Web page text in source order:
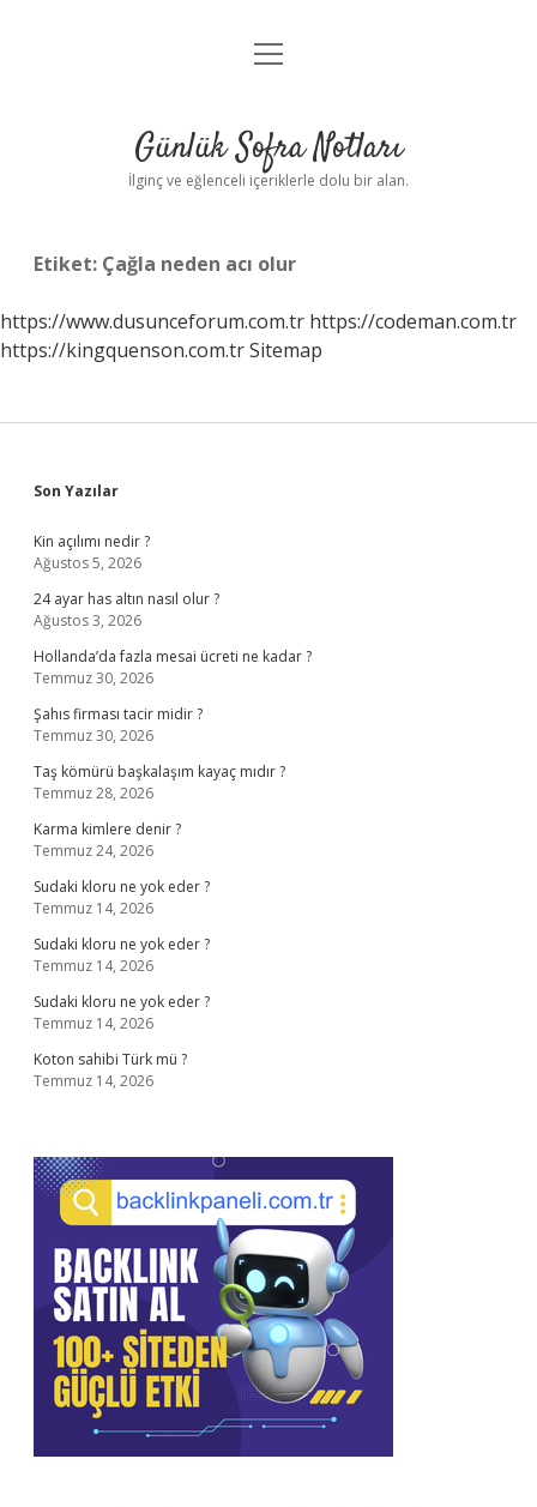
Anasayfa
Yasal Uyarı
menüyü
Günlük Sofra Notları
İlginç ve eğlenceli içeriklerle dolu bir alan.
Etiket: Çağla neden acı olur
https://www.dusunceforum.com.tr https://codeman.com.tr
https://kingquenson.com.trSitemap
Sidebar
Son Yazılar
Kin açılımı nedir ?
Ağustos 5, 2026
24 ayar has altın nasıl olur ?
Ağustos 3, 2026
Hollanda’da fazla mesai ücreti ne kadar ?
Temmuz 30, 2026
Şahıs firması tacir midir ?
Temmuz 30, 2026
Taş kömürü başkalaşım kayaç mıdır ?
Temmuz 28, 2026
Karma kimlere denir ?
Temmuz 24, 2026
Sudaki kloru ne yok eder ?
Temmuz 14, 2026
Sudaki kloru ne yok eder ?
Temmuz 14, 2026
Sudaki kloru ne yok eder ?
Temmuz 14, 2026
Koton sahibi Türk mü ?
Temmuz 14, 2026